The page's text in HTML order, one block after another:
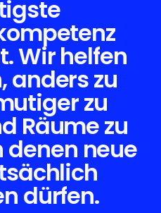
Wir helfen
anders zu
zu
Räume zu
neue
dürfen.